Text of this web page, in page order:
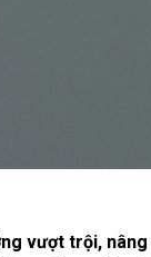
vượt trội,